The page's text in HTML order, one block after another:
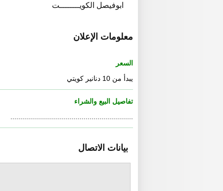
ابوفيصل الكويــــــــت
معلومات الإعلان
السعر
يبدأ من 10 دنانير كويتي
تفاصيل البيع والشراء
بيانات الاتصال